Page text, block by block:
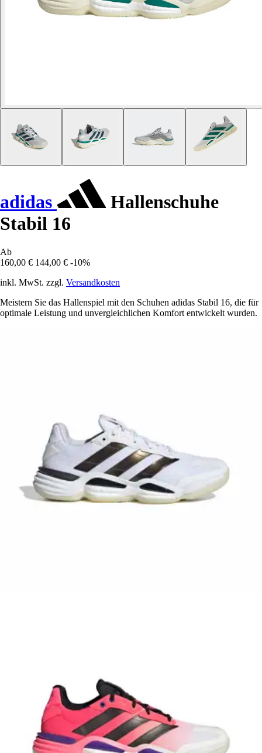
adidas
Hallenschuhe
Stabil 16
Ab
160,00 € 144,00 € -10%
inkl. MwSt. zzgl. Versandkosten
Meistern Sie das Hallenspiel mit den Schuhen adidas Stabil 16, die für
optimale Leistung und unvergleichlichen Komfort entwickelt wurden.